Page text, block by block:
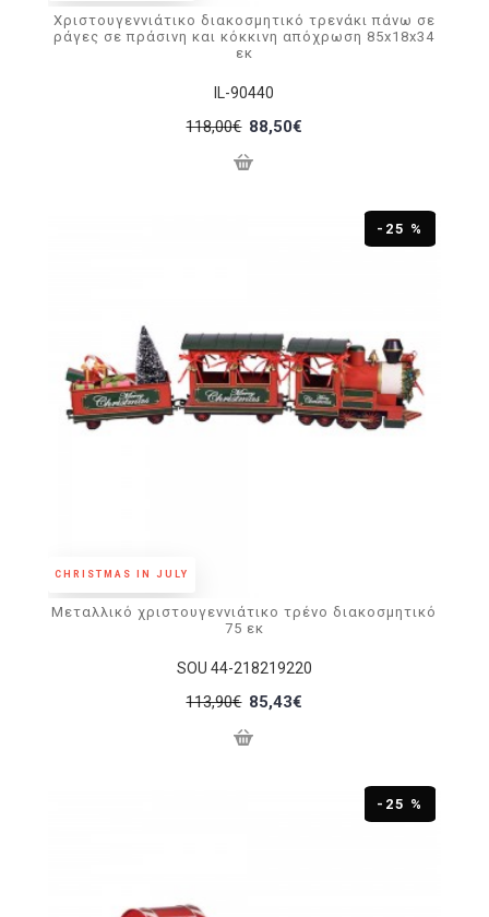
IL-90440
Χριστουγεννιάτικο διακοσμητικό τρενάκι πάνω σε
ράγες σε πράσινη και κόκκινη απόχρωση 85x18x34
εκ
118,00€ 88,50€
CHRISTMAS IN JULY
-25 %
SOU 44-218219220
Μεταλλικό χριστουγεννιάτικο τρένο διακοσμητικό
75 εκ
113,90€ 85,43€
-25 %